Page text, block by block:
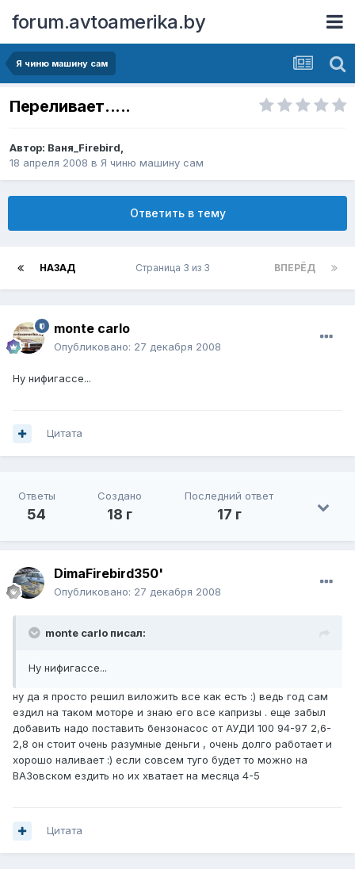
forum.avtoamerika.by
Я чиню машину сам
Переливает.....
Автор: Ваня_Firebird,
18 апреля 2008 в Я чиню машину сам
Ответить в тему
НАЗАД ВПЕРЁД
Страница 3 из 3
monte carlo
Опубликовано: 27 декабря 2008
Ну нифигассе...
Цитата
Ответы
54
Создано
18 г
Последний ответ
17 г
DimaFirebird350'
Опубликовано: 27 декабря 2008
monte carlo писал:
Ну нифигассе...
ну да я просто решил виложить все как есть :) ведь год сам
ездил на таком моторе и знаю его все капризы . еще забыл
добавить надо поставить бензонасос от АУДИ 100 94-97 2,6-
2,8 он стоит очень разумные деньги , очень долго работает и
хорошо наливает :) если совсем туго будет то можно на
ВАЗовском ездить но их хватает на месяца 4-5
Цитата